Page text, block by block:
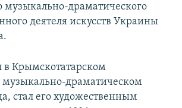
музыкально-драматического
деятеля искусств Украины
в Крымскотатарском
драматическом
стал его художественным